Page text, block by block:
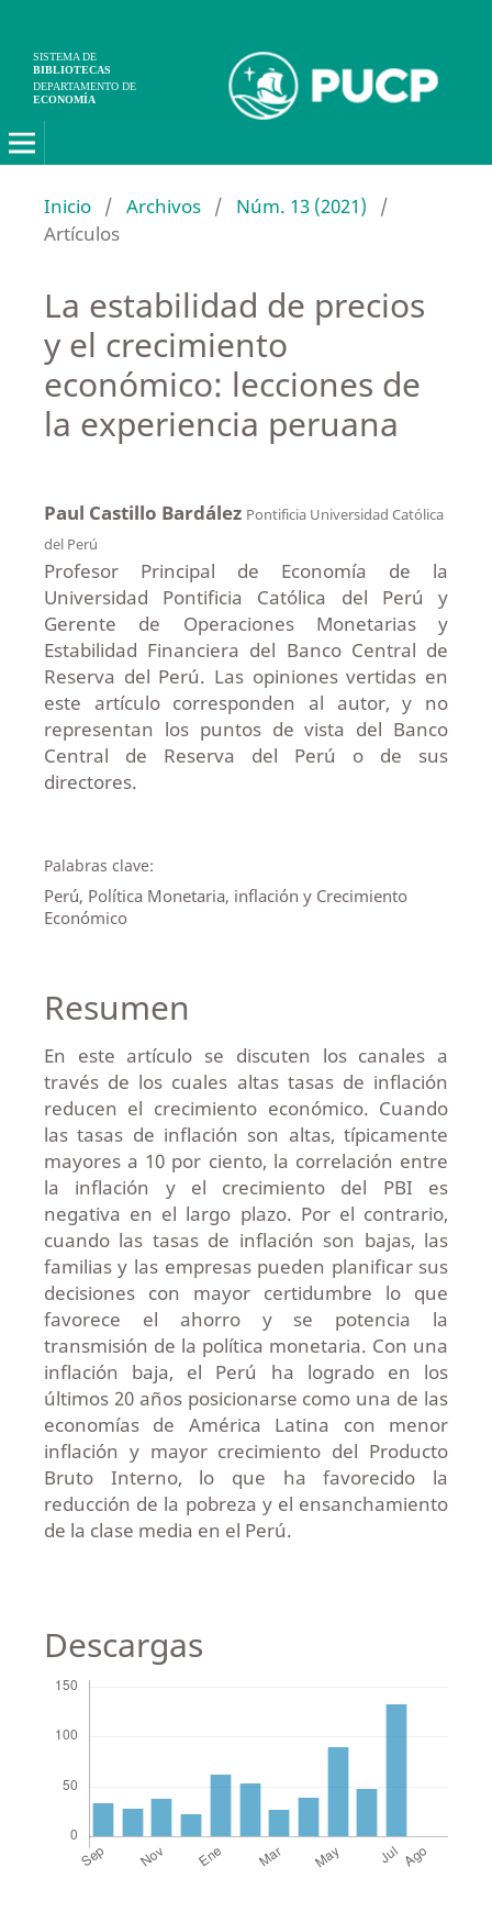
SISTEMA DE
BIBLIOTECAS
DEPARTAMENTO DE
ECONOMÍA
Inicio / Archivos / Núm. 13 (2021)
/
Artículos
La estabilidad de precios
y el crecimiento
económico: lecciones de
la experiencia peruana
Paul Castillo Bardález Pontificia Universidad Católica
del Perú
Profesor Principal de Economía de la
Universidad Pontificia Católica del Perú y
Gerente de Operaciones Monetarias y
Estabilidad Financiera del Banco Central de
Reserva del Perú. Las opiniones vertidas en
este artículo corresponden al autor, y no
representan los puntos de vista del Banco
Central de Reserva del Perú o de sus
directores.
Palabras clave:
Perú, Política Monetaria, inflación y Crecimiento
Económico
Resumen
En este artículo se discuten los canales a
través de los cuales altas tasas de inflación
reducen el crecimiento económico. Cuando
las tasas de inflación son altas, típicamente
mayores a 10 por ciento, la correlación entre
la inflación y el crecimiento del PBI es
negativa en el largo plazo. Por el contrario,
cuando las tasas de inflación son bajas, las
familias y las empresas pueden planificar sus
decisiones con mayor certidumbre lo que
favorece el ahorro y se potencia la
transmisión de la política monetaria. Con una
inflación baja, el Perú ha logrado en los
últimos 20 años posicionarse como una de las
economías de América Latina con menor
inflación y mayor crecimiento del Producto
Bruto Interno, lo que ha favorecido la
reducción de la pobreza y el ensanchamiento
de la clase media en el Perú.
Descargas